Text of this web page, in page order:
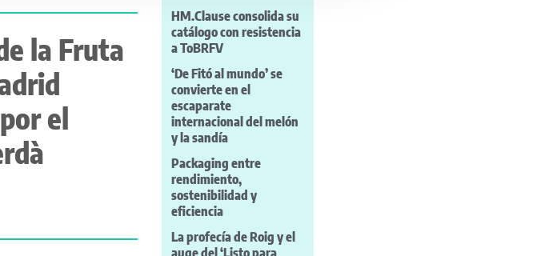
la Fruta
el
HM.Clause consolida su
catálogo con resistencia
a ToBRFV
‘De Fitó al mundo’ se
convierte en el
escaparate
internacional del melón
y la sandía
Packaging entre
rendimiento,
sostenibilidad y
eficiencia
La profecía de Roig y el